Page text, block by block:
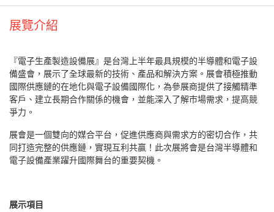
展覽介紹
『電子生產製造設備展』是台灣上半年最具規模的半導體和電子設
備盛會，展示了全球最新的技術、產品和解決方案。展會積極推動
國際供應鏈的在地化與電子設備國際化，為參展商提供了接觸精準
客戶、建立長期合作關係的機會，並能深入了解市場需求，提高競
爭力。
展會是一個雙向的媒合平台，促進供應商與需求方的密切合作，共
同打造完整的供應鏈，實現互利共贏！此次展將會是台灣半導體和
電子設備產業躍升國際舞台的重要契機。
展示項目